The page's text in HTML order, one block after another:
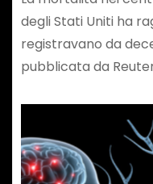
degli Stati Uniti ha
registravano da
pubblicata da